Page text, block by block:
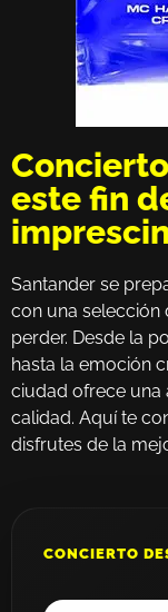
este fin
Santander se
con una selección
perder. Desde la
hasta la emoción
ciudad ofrece una
calidad. Aquí te
disfrutes de la
CONCIERTO